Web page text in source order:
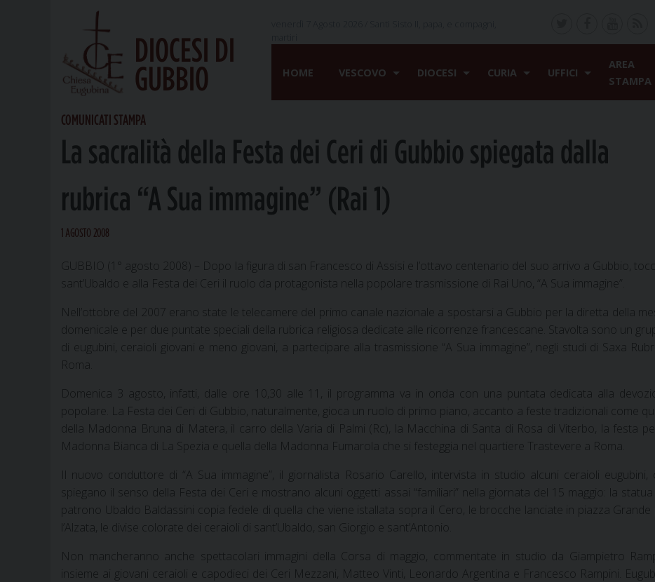
DIOCESI DI
GUBBIO
HOME VESCOVO DIOCESI CURIA UFFICI
AREA
STAMPA
COMUNICATI STAMPA
La sacralità della Festa dei Ceri di Gubbio spiegata dalla
rubrica “A Sua immagine” (Rai 1)
1 AGOSTO 2008
GUBBIO (1° agosto 2008) – Dopo la figura di san Francesco di Assisi e l’ottavo centenario del suo arrivo a Gubbio,
sant’Ubaldo e alla Festa dei Ceri il ruolo da protagonista nella popolare trasmissione di Rai Uno, “A Sua immagine”.
Nell’ottobre del 2007 erano state le telecamere del primo canale nazionale a spostarsi a Gubbio per la diretta della
domenicale e per due puntate speciali della rubrica religiosa dedicate alle ricorrenze francescane. Stavolta sono un
di eugubini, ceraioli giovani e meno giovani, a partecipare alla trasmissione “A Sua immagine”, negli studi di Saxa
Roma.
Domenica 3 agosto, infatti, dalle ore 10,30 alle 11, il programma va in onda con una puntata dedicata alla
popolare. La Festa dei Ceri di Gubbio, naturalmente, gioca un ruolo di primo piano, accanto a feste tradizionali come
della Madonna Bruna di Matera, il carro della Varia di Palmi (Rc), la Macchina di Santa di Rosa di Viterbo, la festa
Madonna Bianca di La Spezia e quella della Madonna Fumarola che si festeggia nel quartiere Trastevere a Roma.
Il nuovo conduttore di “A Sua immagine”, il giornalista Rosario Carello, intervista in studio alcuni ceraioli eugubini,
spiegano il senso della Festa dei Ceri e mostrano alcuni oggetti assai “familiari” nella giornata del 15 maggio: la statua
patrono Ubaldo Baldassini copia fedele di quella che viene istallata sopra il Cero, le brocche lanciate in piazza Grande
l’Alzata, le divise colorate dei ceraioli di sant’Ubaldo, san Giorgio e sant’Antonio.
Non mancheranno anche spettacolari immagini della Corsa di maggio, commentate in studio da Giampietro
insieme ai giovani ceraioli e capodieci dei Ceri Mezzani, Matteo Vinti, Leonardo Argentina e Francesco Rampini.